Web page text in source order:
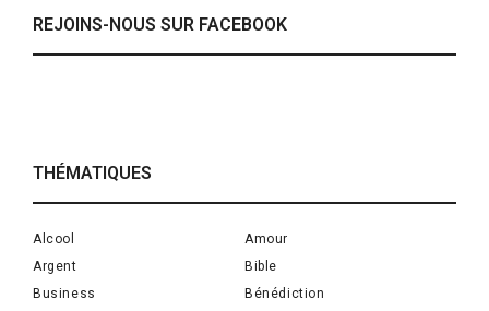
REJOINS-NOUS SUR FACEBOOK
THÉMATIQUES
Alcool
Amour
Argent
Bible
Business
Bénédiction